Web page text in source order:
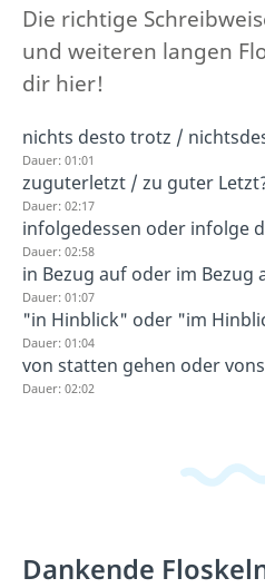
Die richtige
und weiteren langen
dir hier!
nichts desto trotz /
Dauer: 01:01
zuguterletzt / zu guter
Dauer: 02:17
infolgedessen oder infolge
Dauer: 02:58
in Bezug auf oder im Bezug
Dauer: 01:07
"in Hinblick" oder "im
Dauer: 01:04
von statten gehen oder
Dauer: 02:02
Dankende